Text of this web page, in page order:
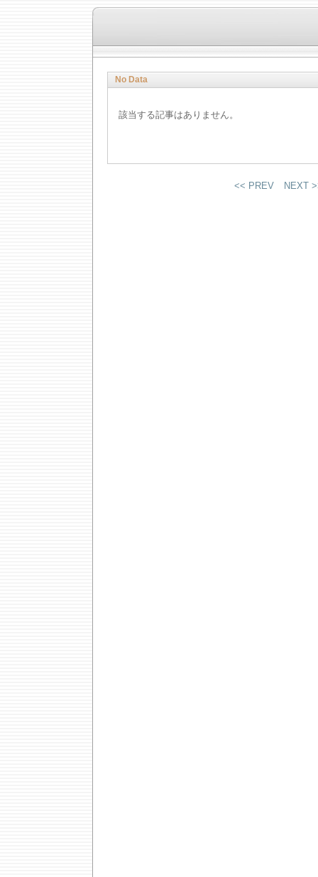
No Data
該当する記事はありません。
<< PREV NEXT